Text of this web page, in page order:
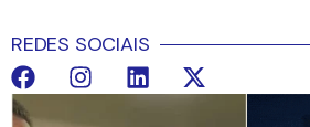
REDES SOCIAIS